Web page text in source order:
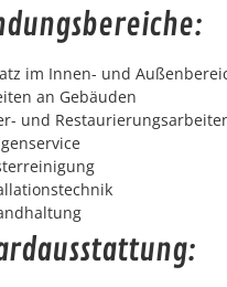
im Innen- und
an Gebäu­den
und